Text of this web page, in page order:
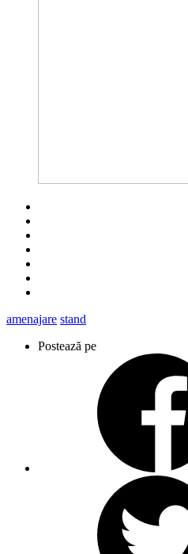
amenajare stand
Postează pe